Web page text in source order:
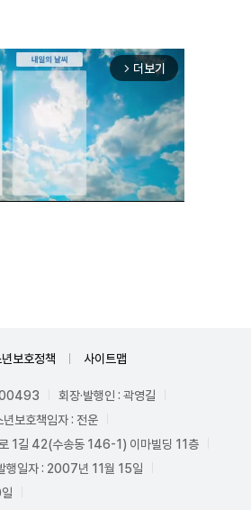
arrow_forward_ios 더보기
보호정책 사이트맵
00493
회장·발행인 : 곽영길
년보호책임자 : 전운
1길 42(수송동 146-1) 이마빌딩 11층
행일자 : 2007년 11월 15일